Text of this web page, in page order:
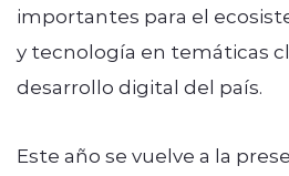
importantes para el
y tecnología en temáticas
desarrollo digital del país.
Este año se vuelve a la